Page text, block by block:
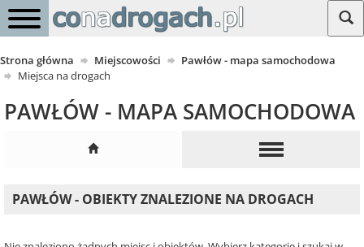
Strona główna Miejscowości
Pawłów - mapa samochodowa
Miejsca na drogach
PAWŁÓW - MAPA SAMOCHODOWA
PAWŁÓW - OBIEKTY ZNALEZIONE NA DROGACH